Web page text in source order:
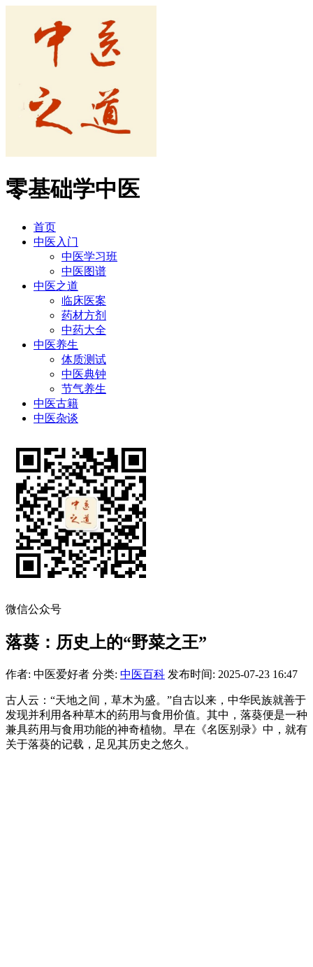
零基础学中医
首页
中医入门
中医学习班
中医图谱
中医之道
临床医案
药材方剂
中药大全
中医养生
体质测试
中医典钟
节气养生
中医古籍
中医杂谈
微信公众号
落葵：历史上的“野菜之王”
作者: 中医爱好者 分类: 中医百科 发布时间: 2025-07-23 16:47
古人云：“天地之间，草木为盛。”自古以来，中华民族就善于
发现并利用各种草木的药用与食用价值。其中，落葵便是一种
兼具药用与食用功能的神奇植物。早在《名医别录》中，就有
关于落葵的记载，足见其历史之悠久。